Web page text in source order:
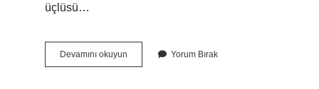
üçlüsü…
Devamını okuyun
Tez
Yorum Bırak